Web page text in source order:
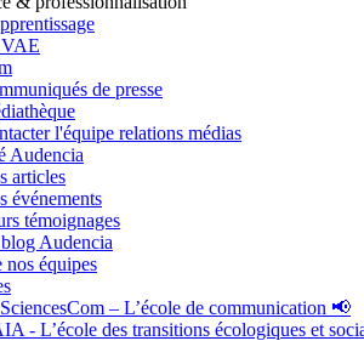
de presse
l'équipe relations médias
Audencia
articles
événements
témoignages
Audencia
nos équipes
– L’école de communication 📢
- L’école des transitions écologiques et